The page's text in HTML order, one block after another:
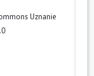
Uznanie